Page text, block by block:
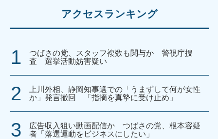
アクセスランキング
つばさの党、スタッフ複数も関与か 警視庁捜
査 選挙活動妨害疑い
上川外相、静岡知事選での「うまずして何が女性
か」発言撤回 「指摘を真摯に受け止め」
広告収入狙い動画配信か つばさの党、根本容疑
者「落選運動をビジネスにしたい」